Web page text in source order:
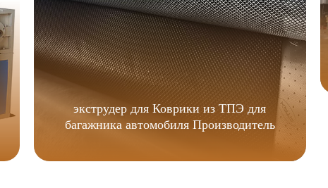
экструдер для Коврики из ТПЭ для
багажника автомобиля Производитель